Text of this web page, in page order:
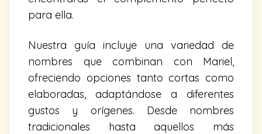
para ella.
Nuestra guía incluye una variedad de
nombres que combinan con Mariel,
ofreciendo opciones tanto cortas como
elaboradas, adaptándose a diferentes
gustos y orígenes. Desde nombres
tradicionales hasta aquellos más